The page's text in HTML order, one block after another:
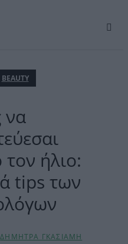
BEAUTY
ήλιο:
tips των
ΔΗΜΗΤΡΑ ΓΚΑΣΙΑΜΗ